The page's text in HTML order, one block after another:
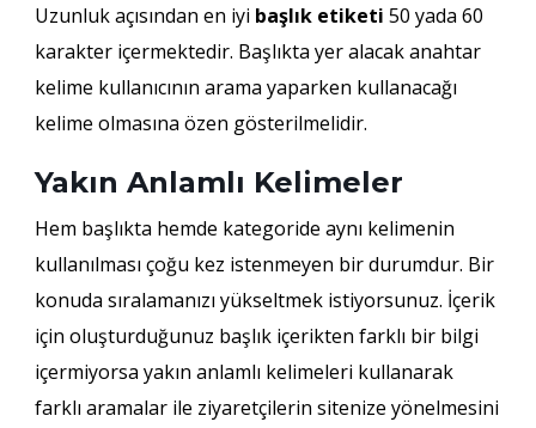
Uzunluk açısından en iyi başlık etiketi 50 yada 60
karakter içermektedir. Başlıkta yer alacak anahtar
kelime kullanıcının arama yaparken kullanacağı
kelime olmasına özen gösterilmelidir.
Yakın Anlamlı Kelimeler
Hem başlıkta hemde kategoride aynı kelimenin
kullanılması çoğu kez istenmeyen bir durumdur. Bir
konuda sıralamanızı yükseltmek istiyorsunuz. İçerik
için oluşturduğunuz başlık içerikten farklı bir bilgi
içermiyorsa yakın anlamlı kelimeleri kullanarak
farklı aramalar ile ziyaretçilerin sitenize yönelmesini